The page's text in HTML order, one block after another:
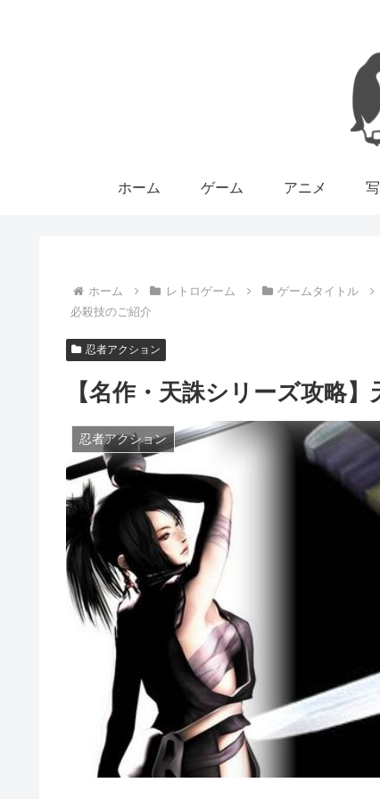
ホーム ゲーム アニメ
ホーム レトロゲーム ゲームタイトル
必殺技のご紹介
忍者アクション
【名作・天誅シリーズ攻略
忍者アクション